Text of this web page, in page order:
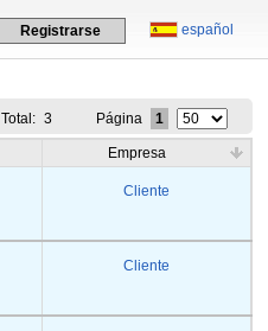
español
Registrarse
Total: 3 Página 1
Empresa
Cliente
Cliente